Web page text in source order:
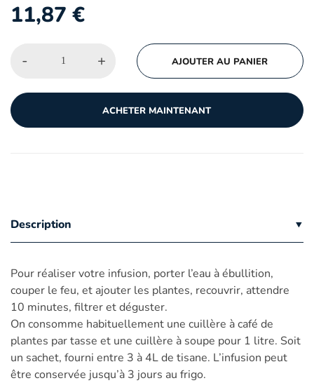
11,87 €
- + AJOUTER AU PANIER
ACHETER MAINTENANT
Description
Pour réaliser votre infusion, porter l’eau à ébullition,
couper le feu, et ajouter les plantes, recouvrir, attendre
10 minutes, filtrer et déguster.
On consomme habituellement une cuillère à café de
plantes par tasse et une cuillère à soupe pour 1 litre. Soit
un sachet, fourni entre 3 à 4L de tisane. L’infusion peut
être conservée jusqu’à 3 jours au frigo.